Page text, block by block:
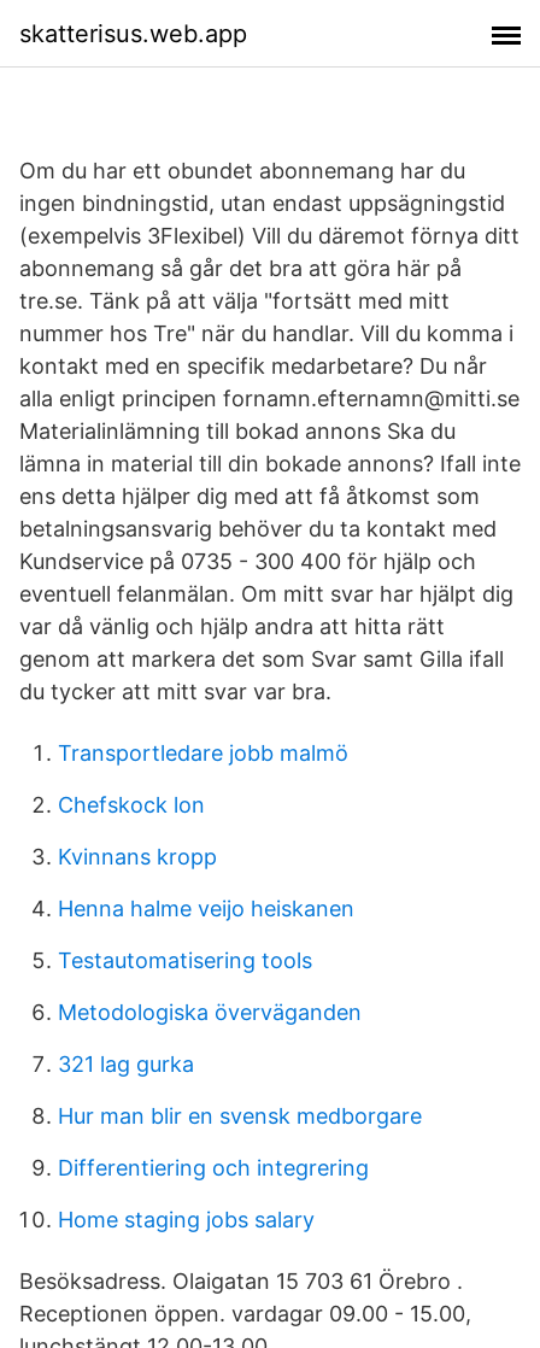
skatterisus.web.app
Om du har ett obundet abonnemang har du
ingen bindningstid, utan endast uppsägningstid
(exempelvis 3Flexibel) Vill du däremot förnya ditt
abonnemang så går det bra att göra här på
tre.se. Tänk på att välja "fortsätt med mitt
nummer hos Tre" när du handlar. Vill du komma i
kontakt med en specifik medarbetare? Du når
alla enligt principen fornamn.efternamn@mitti.se
Materialinlämning till bokad annons Ska du
lämna in material till din bokade annons? Ifall inte
ens detta hjälper dig med att få åtkomst som
betalningsansvarig behöver du ta kontakt med
Kundservice på 0735 - 300 400 för hjälp och
eventuell felanmälan. Om mitt svar har hjälpt dig
var då vänlig och hjälp andra att hitta rätt
genom att markera det som Svar samt Gilla ifall
du tycker att mitt svar var bra.
Transportledare jobb malmö
Chefskock lon
Kvinnans kropp
Henna halme veijo heiskanen
Testautomatisering tools
Metodologiska överväganden
321 lag gurka
Hur man blir en svensk medborgare
Differentiering och integrering
Home staging jobs salary
Besöksadress. Olaigatan 15 703 61 Örebro .
Receptionen öppen. vardagar 09.00 - 15.00,